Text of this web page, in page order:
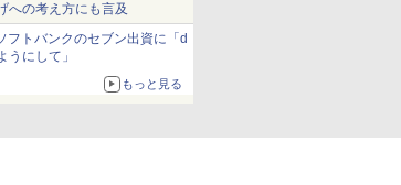
への考え方にも言及
フトバンクのセブン出資に「d
うにして」
もっと見る